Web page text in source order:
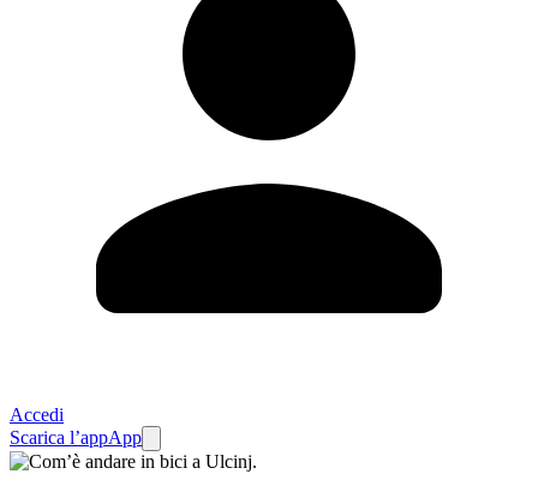
Accedi
Scarica l’appApp